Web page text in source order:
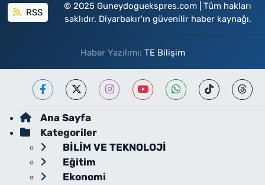
RSS
© 2025 Guneydoguekspres.com | Tüm hakları
saklıdır. Diyarbakır'ın güvenilir haber kaynağı.
Haber Yazılımı: TE Bilişim
Ana Sayfa
Kategoriler
BİLİM VE TEKNOLOJİ
Eğitim
Ekonomi